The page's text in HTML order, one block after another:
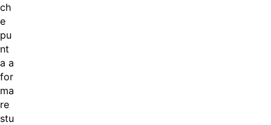
ch
e
pu
nt
a a
for
ma
re
stu